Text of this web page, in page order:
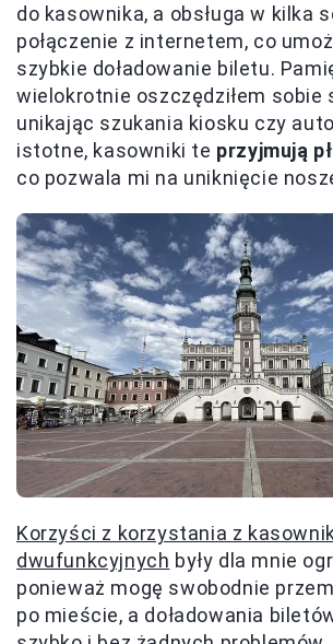
do kasownika, a obsługa w kilka
połączenie z internetem, co
szybkie doładowanie biletu.
wielokrotnie oszczędziłem sobie
unikając szukania kiosku czy
istotne, kasowniki te przyjmują
co pozwala mi na uniknięcie
Korzyści z korzystania z
dwufunkcyjnych były dla mnie
ponieważ mogę swobodnie
po mieście, a doładowania